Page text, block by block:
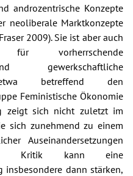
androzentrische Konzepte
neoliberale Marktkonzepte
2009). Sie ist aber auch
für vorherrschende
gewerkschaftliche
etwa betreffend den
Feministische Ökonomie
zeigt sich nicht zuletzt im
sich zunehmend zu einem
Auseinandersetzungen
Kritik kann eine
insbesondere dann stärken,